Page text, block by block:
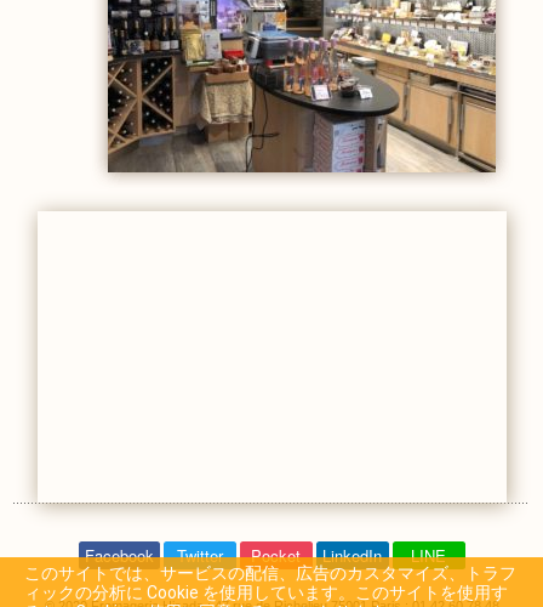
Hisada
Facebook Twitter Pocket LinkedIn LINE
このサイトでは、サービスの配信、広告のカスタマイズ、トラフ
ィックの分析に Cookie を使用しています。このサイトを使用す